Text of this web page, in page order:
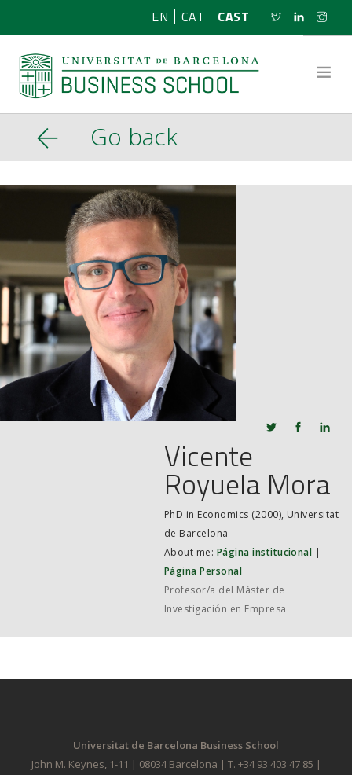
EN CAT CAST
SOBRE NOSOTROS
INVESTIGACIÓN
PROGRAMAS
NOTICIAS
ACTIVIDADES
JOB MARKET
SEARCH SITE
Go back
Vicente
Royuela Mora
PhD in Economics (2000), Universitat
de Barcelona
About me: Página institucional
Página Personal
Profesor/a del Máster de
Investigación en Empresa
Universitat de Barcelona Business School
John M. Keynes, 1-11 | 08034 Barcelona | T. +34 93 403 47 85 |